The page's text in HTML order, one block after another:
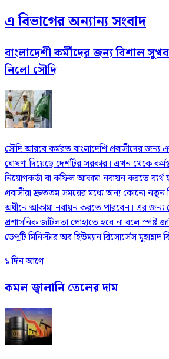
এ বিভাগের অন্যান্য সংবাদ
বাংলাদেশী কর্মীদের জন্য বিশাল
নিলো সৌদি
সৌদি আরবে কর্মরত বাংলাদেশি প্রবাসীদের জন্য
ঘোষণা দিয়েছে দেশটির সরকার। এখন থেকে
নিয়োগকর্তা বা কফিল আকামা নবায়ন করতে
প্রবাসীরা দ্রুততম সময়ের মধ্যে অন্য কোনো নতুন
অধীনে আকামা নবায়ন করতে পারবেন। এর
প্রশাসনিক জটিলতা পোহাতে হবে না বলে স্পষ্ট
ডেপুটি মিনিস্টার অব হিউম্যান রিসোর্সেস
১ দিন আগে
কমল জ্বালানি তেলের দাম